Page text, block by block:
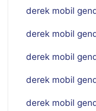
derek mobil
derek mobil
derek mobil
derek mobil
derek mobil